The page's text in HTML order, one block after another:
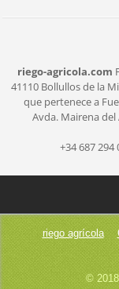
riego-agricola.com
41110 Bollullos de la
que pertenece a
Avda. Mairena del
+34 687 294
riego agrícola
©